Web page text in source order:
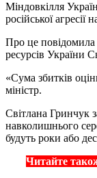
Міндовкілля
російської агресії
Про це повідомила
ресурсів України
«Сума збитків
міністр.
Світлана Гринчук
навколишнього
будуть роки або
Читайте